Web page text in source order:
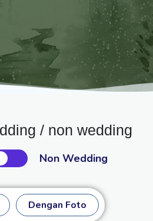
/ non wedding
Non Wedding
Dengan Foto